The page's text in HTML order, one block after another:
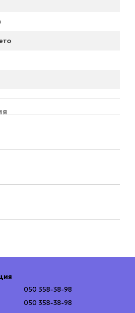
050 358-38-98
050 358-38-98